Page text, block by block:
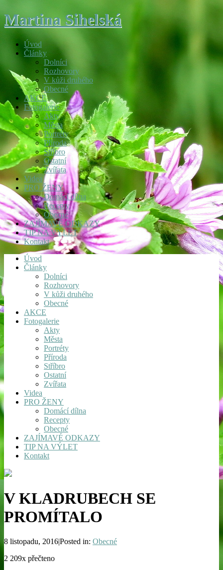
Martina Sihelská
Úvod
Články
Dolníci
Rozhovory
V kůži druhého
Obecné
AKCE
Fotogalerie
Akty
Města
Portréty
Příroda
Stříbro
Ostatní
Zvířata
Videa
PRO ŽENY
Domácí dílna
Recepty
Obecné
ZAJÍMAVÉ ODKAZY
TIP NA VÝLET
Kontakt
Úvod
Články
Dolníci
Rozhovory
V kůži druhého
Obecné
AKCE
Fotogalerie
Akty
Města
Portréty
Příroda
Stříbro
Ostatní
Zvířata
Videa
PRO ŽENY
Domácí dílna
Recepty
Obecné
ZAJÍMAVÉ ODKAZY
TIP NA VÝLET
Kontakt
V KLADRUBECH SE
PROMÍTALO
8 listopadu, 2016|Posted in: Obecné
2 209x přečteno